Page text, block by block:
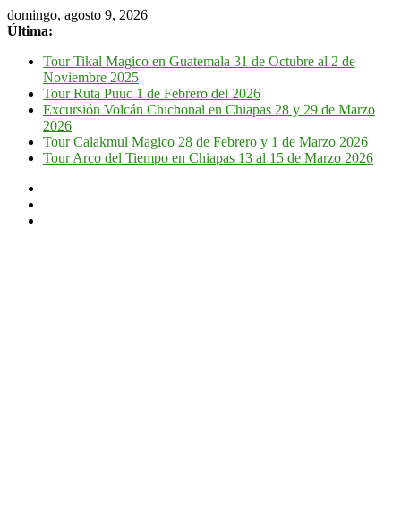
domingo, agosto 9, 2026
Última:
Tour Tikal Magico en Guatemala 31 de Octubre al 2 de
Noviembre 2025
Tour Ruta Puuc 1 de Febrero del 2026
Excursión Volcán Chichonal en Chiapas 28 y 29 de Marzo
2026
Tour Calakmul Magico 28 de Febrero y 1 de Marzo 2026
Tour Arco del Tiempo en Chiapas 13 al 15 de Marzo 2026